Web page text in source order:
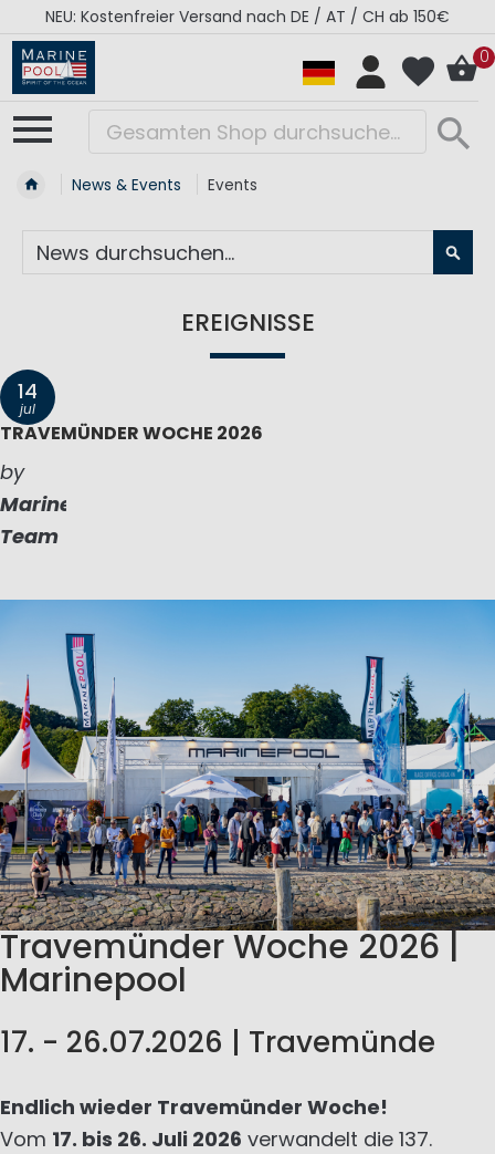
Kostenfreier Versand nach DE / AT / CH ab 150€
0
News & Events Events
EREIGNISSE
14
jul
TRAVEMÜNDER WOCHE 2026
by
Marinepool
Team
Travemünder Woche 2026 |
Marinepool
17. - 26.07.2026 | Travemünde
Endlich wieder Travemünder Woche!
Vom 17. bis 26. Juli 2026 verwandelt die 137.